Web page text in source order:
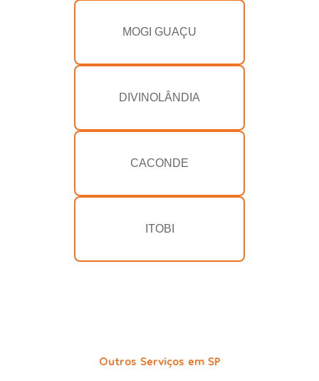
MOGI GUAÇU
DIVINOLÂNDIA
CACONDE
ITOBI
Outros Serviços em SP